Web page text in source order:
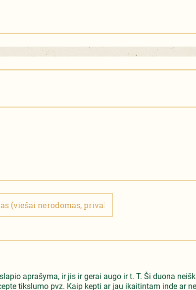
aprašyma, ir jis ir gerai augo ir t. T. Ši duona
tikslumo pvz. Kaip kepti ar jau ikaitintam inde ar